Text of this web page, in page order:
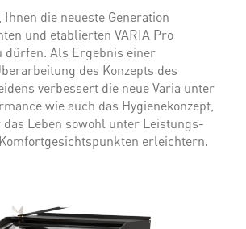
die neueste Generation
und etablierten VARIA Pro
dürfen. Als Ergebnis einer
des Konzepts des
verbessert die neue Varia unter
wie auch das Hygienekonzept,
das Leben sowohl unter Leistungs-
erleichtern.